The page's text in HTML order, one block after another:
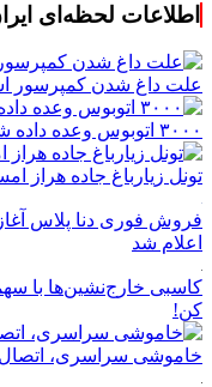
اطلاعات لحظه‌ای
علت داغ شدن کمپرسور
۳۰۰۰ اتوبوس وعده داده شده هنوز وارد طرح اربعین نشده است
تونل زیارباغ جاده هراز
فروش فوری دنا پلاس
اعلام شد
کن!
خاموشی سراسری، اتصال